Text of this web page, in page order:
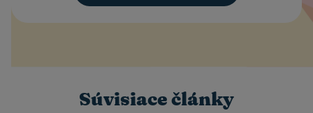
Súvisiace články